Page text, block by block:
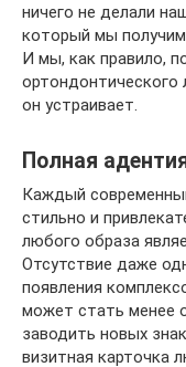
ничего не делали
который мы получим
И мы, как правило,
ортондонтического
он устраивает.
Полная
Каждый
стильно и
любого образа
Отсутствие даже
появления
может стать менее
заводить новых
визитная карточка